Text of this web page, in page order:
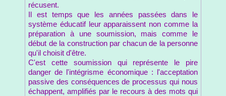
récusent.
Il est temps que les années passées dans le
système éducatif leur apparaissent non comme la
préparation à une soumission, mais comme le
début de la construction par chacun de la personne
qu'il choisit d'être.
C'est cette soumission qui représente le pire
danger de l'intégrisme économique : l'acceptation
passive des conséquences de processus qui nous
échappent, amplifiés par le recours à des mots qui